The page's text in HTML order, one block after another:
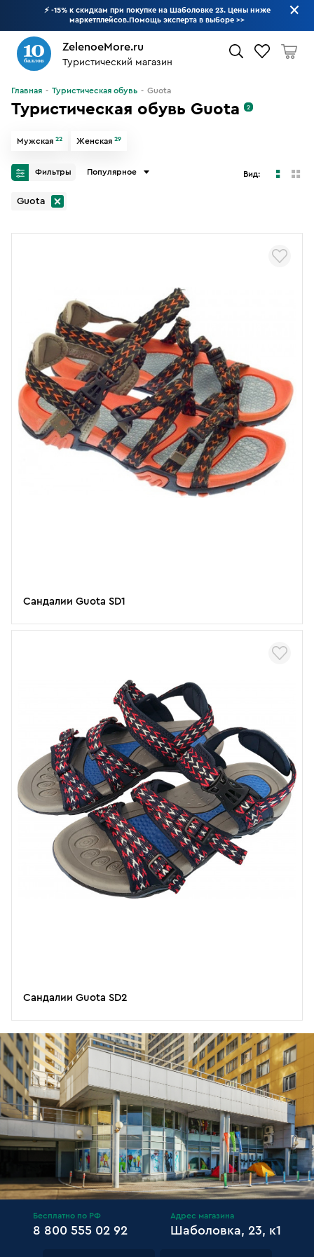
⚡ -15% к скидкам при покупке на Шаболовке 23. Цены ниже
маркетплейсов.Помощь эксперта в выборе >>
ZelenoeMore.ru
Туристический магазин
Что будем искать?
Главная Туристическая обувь Guota
Туристическая обувь Guota 2
Мужская 22 Женская 29
Фильтры Популярное Вид:
Guota
Сандалии Guota SD1
Сандалии Guota SD2
Бесплатно по РФ
8 800 555 02 92
Адрес магазина
Шаболовка, 23, к1